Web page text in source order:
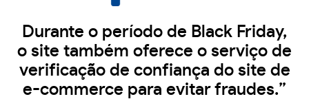
Durante o período de Black Friday,
o site também oferece o serviço de
verificação de confiança do site de
e-commerce para evitar fraudes.”